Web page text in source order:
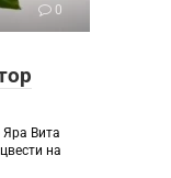
0
Яра Вита
на